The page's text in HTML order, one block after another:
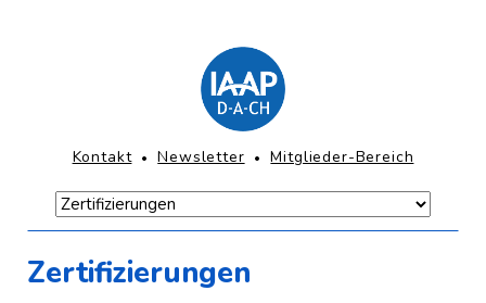
Navigation
KOPFNAVIGATION
Kontakt Newsletter Mitglieder-Bereich
Navigation
überspringen
Hauptmenü-
Zertifizierungen